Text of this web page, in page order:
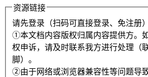
资源链接
请先登录（扫码可直接登录、免注册）
①本文档内容版权归属内容提供方。
权申诉，请及时联系我方进行处理（
脚）。
②由于网络或浏览器兼容性等问题导